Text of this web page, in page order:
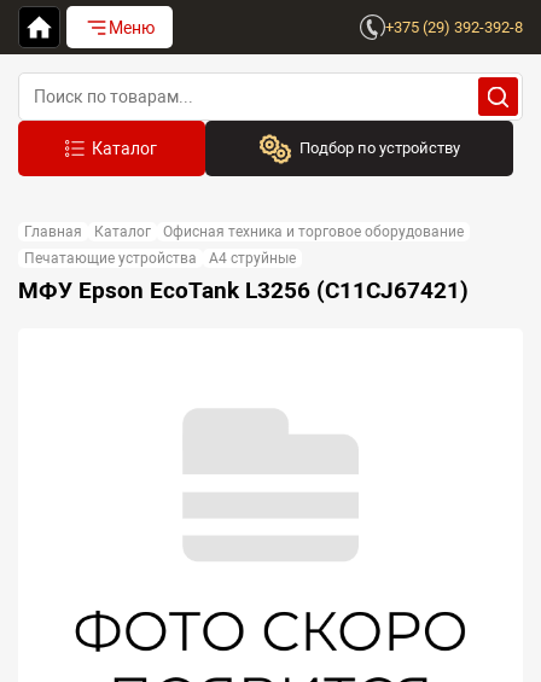
Меню +375 (29) 392-392-8
Подбор по устройству
Выберите бренд
Устройство:
Главная Каталог
Офисная техника и торговое оборудование
Печатающие устройства
A4 струйные
МФУ Epson EcoTank L3256 (C11CJ67421)